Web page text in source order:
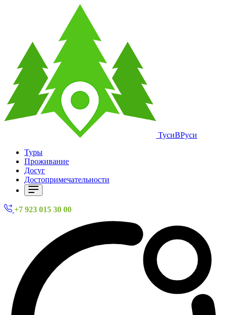
ТусиВРуси
Туры
Проживание
Досуг
Достопримечательности
+7 923 015 30 00